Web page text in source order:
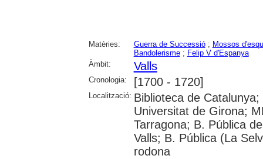
Matèries: Guerra de Successió; Mossos
Bandolerisme; Felip V d'Espanya
Àmbit:
Valls
Cronologia: [1700 - 1720]
Localització: Biblioteca de
Universitat de Girona;
Tarragona; B. Pública
Valls; B. Pública (La
rodona